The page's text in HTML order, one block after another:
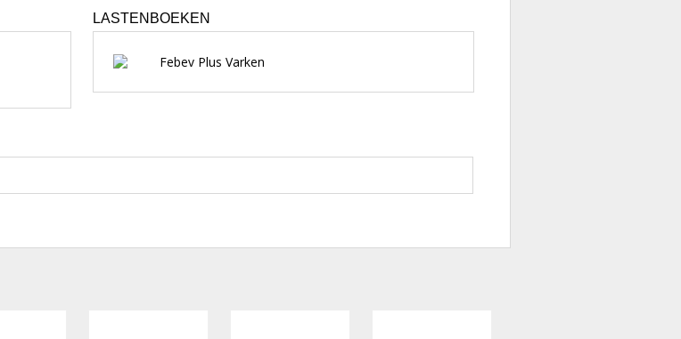
LASTENBOEKEN
Febev Plus Varken